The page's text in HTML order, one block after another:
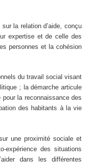
la relation d’aide, conçu
expertise et de celle des
personnes et la cohésion
du travail social visant
; la démarche articule
la reconnaissance des
des habitants à la vie
une proximité sociale et
expérience des situations
dans les différentes